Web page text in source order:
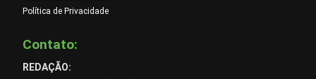
Política de Privacidade
Contato:
REDAÇÃO: